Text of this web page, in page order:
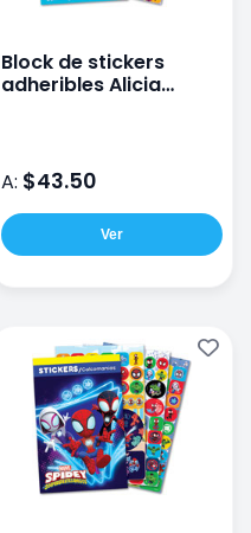
Block de stickers
adheribles Alicia
A: $43.50
Ver